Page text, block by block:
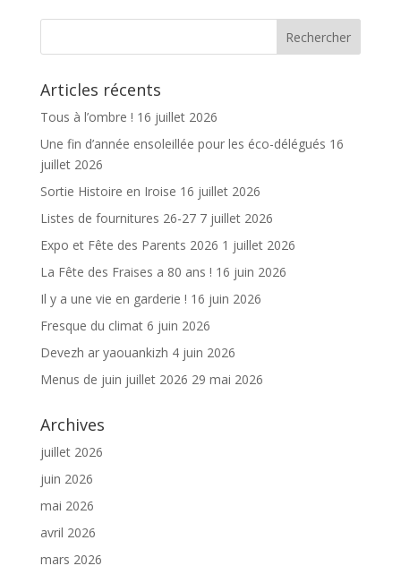
e
b
o
o
k
itt
er
ai
l
ta
g
Articles récents
Tous à l’ombre ! 16 juillet 2026
Une fin d’année ensoleillée pour les éco-délégués 16
juillet 2026
Sortie Histoire en Iroise 16 juillet 2026
Listes de fournitures 26-27 7 juillet 2026
Expo et Fête des Parents 2026 1 juillet 2026
La Fête des Fraises a 80 ans ! 16 juin 2026
Il y a une vie en garderie ! 16 juin 2026
Fresque du climat 6 juin 2026
Devezh ar yaouankizh 4 juin 2026
Menus de juin juillet 2026 29 mai 2026
Archives
juillet 2026
juin 2026
mai 2026
avril 2026
mars 2026